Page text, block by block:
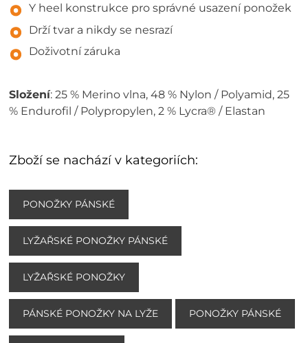
Y heel konstrukce pro správné usazení ponožek
Drží tvar a nikdy se nesrazí
Doživotní záruka
Složení: 25 % Merino vlna, 48 % Nylon / Polyamid, 25
% Endurofil / Polypropylen, 2 % Lycra® / Elastan
Zboží se nachází v kategoriích:
PONOŽKY PÁNSKÉ
LYŽAŘSKÉ PONOŽKY PÁNSKÉ
LYŽAŘSKÉ PONOŽKY
PÁNSKÉ PONOŽKY NA LYŽE PONOŽKY PÁNSKÉ